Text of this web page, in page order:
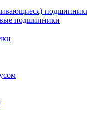
подшипники